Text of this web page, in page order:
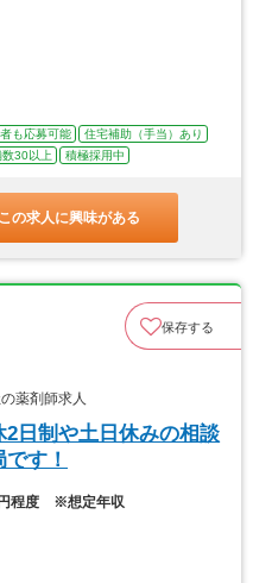
も応募可能
住宅補助（手当）あり
数30以上 積極採用中
この求人に興味がある
保存する
薬剤師求人
2日制や土日休みの相談
す！
円程度 ※想定年収